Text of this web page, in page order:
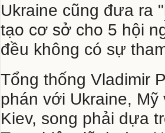
Ukraine cũng đưa ra "
tạo cơ sở cho 5 hội
đều không có sự
Tổng thống Vladimir
phán với Ukraine,
Kiev, song phải dựa